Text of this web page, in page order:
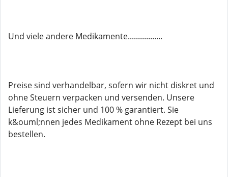
Und viele andere Medikamente.................
Preise sind verhandelbar, sofern wir nicht diskret und
ohne Steuern verpacken und versenden. Unsere
Lieferung ist sicher und 100 % garantiert. Sie
k&ouml;nnen jedes Medikament ohne Rezept bei uns
bestellen.